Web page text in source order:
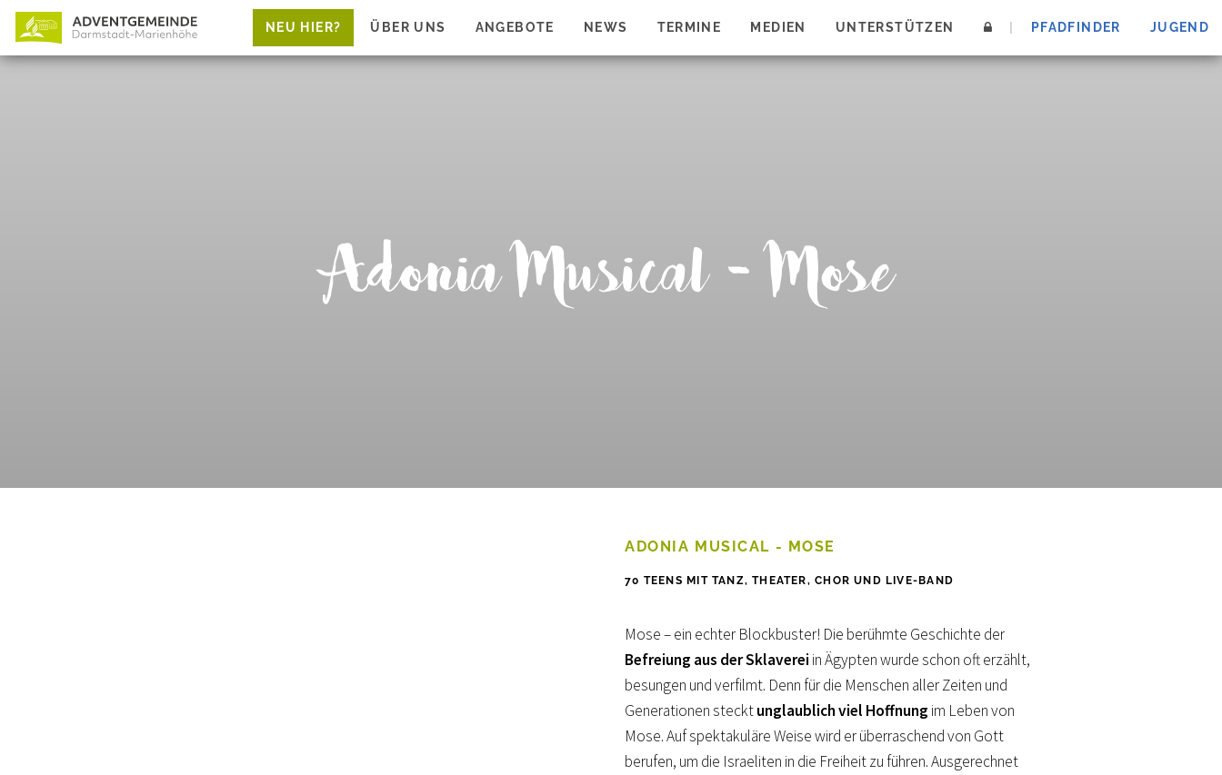
NEU HIER? ÜBER UNS ANGEBOTE NEWS TERMINE MEDIEN UNTERSTÜTZEN PFADFINDER JUGEND
Adonia Musical - Mose
ADONIA MUSICAL - MOSE
70 TEENS MIT TANZ, THEATER, CHOR UND LIVE-BAND
Mose – ein echter Blockbuster! Die berühmte Geschichte der
Befreiung aus der Sklaverei in Ägypten wurde schon oft erzählt,
besungen und verfilmt. Denn für die Menschen aller Zeiten und
Generationen stecktunglaublich viel Hoffnung im Leben von
Mose. Auf spektakuläre Weise wird er überraschend von Gott
berufen, um die Israeliten in die Freiheit zu führen. Ausgerechnet